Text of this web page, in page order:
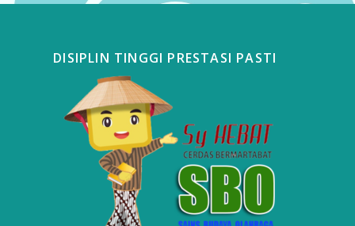
DISIPLIN TINGGI PRESTASI PASTI